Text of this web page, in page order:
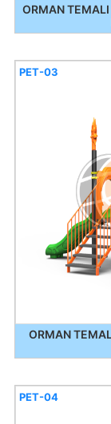
ORMAN TEMALI
ORMAN
PET-03
PET-04